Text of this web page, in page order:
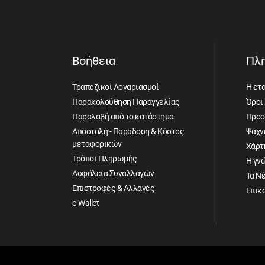
Βοήθεια
Τραπεζικοί Λογαριασμοί
Παρακολούθηση Παραγγελίας
Παραλαβή από το κατάστημα
Αποστολή - Παράδοση & Κόστος
μεταφορικών
Τρόποι Πληρωμής
Ασφάλεια Συναλλαγών
Επιστροφές & Αλλαγές
e-Wallet
Η
Η
Τα